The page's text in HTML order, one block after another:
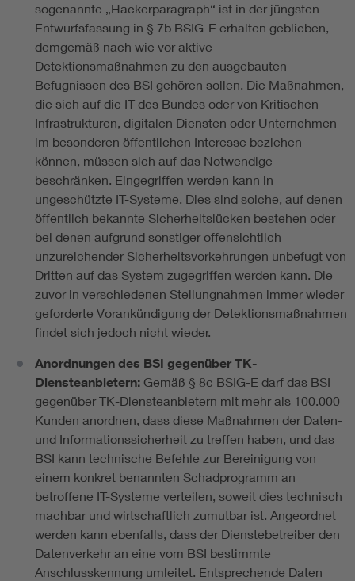
sogenannte „Hackerparagraph“ ist in der jüngsten
Entwurfsfassung in § 7b BSIG-E erhalten geblieben,
demgemäß nach wie vor aktive
Detektionsmaßnahmen zu den ausgebauten
Befugnissen des BSI gehören sollen. Die Maßnahmen,
die sich auf die IT des Bundes oder von Kritischen
Infrastrukturen, digitalen Diensten oder Unternehmen
im besonderen öffentlichen Interesse beziehen
können, müssen sich auf das Notwendige
beschränken. Eingegriffen werden kann in
ungeschützte IT-Systeme. Dies sind solche, auf denen
öffentlich bekannte Sicherheitslücken bestehen oder
bei denen aufgrund sonstiger offensichtlich
unzureichender Sicherheitsvorkehrungen unbefugt von
Dritten auf das System zugegriffen werden kann. Die
zuvor in verschiedenen Stellungnahmen immer wieder
geforderte Vorankündigung der Detektionsmaßnahmen
findet sich jedoch nicht wieder.
Anordnungen des BSI gegenüber TK-
Diensteanbietern: Gemäß § 8c BSIG-E darf das BSI
gegenüber TK-Diensteanbietern mit mehr als 100.000
Kunden anordnen, dass diese Maßnahmen der Daten-
und Informationssicherheit zu treffen haben, und das
BSI kann technische Befehle zur Bereinigung von
einem konkret benannten Schadprogramm an
betroffene IT-Systeme verteilen, soweit dies technisch
machbar und wirtschaftlich zumutbar ist. Angeordnet
werden kann ebenfalls, dass der Dienstebetreiber den
Datenverkehr an eine vom BSI bestimmte
Anschlusskennung umleitet. Entsprechende Daten